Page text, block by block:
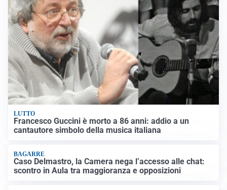
LUTTO
Francesco Guccini è morto a 86 anni: addio a un
cantautore simbolo della musica italiana
BAGARRE
Caso Delmastro, la Camera nega l’accesso alle chat:
scontro in Aula tra maggioranza e opposizioni